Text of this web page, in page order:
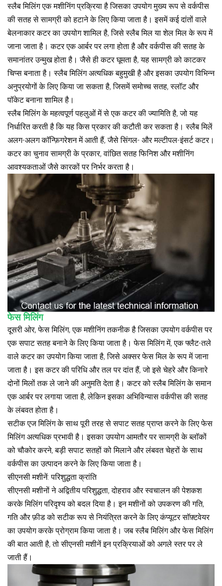
स्लैब मिलिंग एक मशीनिंग प्रक्रिया है जिसका उपयोग मुख्य रूप से वर्कपीस
की सतह से सामग्री को हटाने के लिए किया जाता है। इसमें कई दांतों वाले
बेलनाकार कटर का उपयोग शामिल है, जिसे स्लैब मिल या शेल मिल के रूप में
जाना जाता है। कटर एक आर्बर पर लगा होता है और वर्कपीस की सतह के
समानांतर उन्मुख होता है। जैसे ही कटर घूमता है, यह सामग्री को काटकर
चिप्स बनाता है। स्लैब मिलिंग अत्यधिक बहुमुखी है और इसका उपयोग विभिन्न
अनुप्रयोगों के लिए किया जा सकता है, जिसमें समोच्च सतह, स्लॉट और
पॉकेट बनाना शामिल है।
स्लैब मिलिंग के महत्वपूर्ण पहलुओं में से एक कटर की ज्यामिति है, जो यह
निर्धारित करती है कि यह किस प्रकार की कटौती कर सकता है। स्लैब मिलें
अलग-अलग कॉन्फ़िगरेशन में आती हैं, जैसे सिंगल- और मल्टीपल-इंसर्ट कटर।
कटर का चुनाव सामग्री के प्रकार, वांछित सतह फिनिश और मशीनिंग
आवश्यकताओं जैसे कारकों पर निर्भर करता है।
फेस मिलिंग
दूसरी ओर, फेस मिलिंग, एक मशीनिंग तकनीक है जिसका उपयोग वर्कपीस पर
एक सपाट सतह बनाने के लिए किया जाता है। फेस मिलिंग में, एक फ्लैट-तले
वाले कटर का उपयोग किया जाता है, जिसे अक्सर फेस मिल के रूप में जाना
जाता है। इस कटर की परिधि और तल पर दांत हैं, जो इसे चेहरे और किनारे
दोनों मिलों तक ले जाने की अनुमति देता है। कटर को स्लैब मिलिंग के समान
एक आर्बर पर लगाया जाता है, लेकिन इसका अभिविन्यास वर्कपीस की सतह
के लंबवत होता है।
सटीक एज मिलिंग के साथ पूरी तरह से सपाट सतह प्राप्त करने के लिए फेस
मिलिंग अत्यधिक प्रभावी है। इसका उपयोग आमतौर पर सामग्री के ब्लॉकों
को चौकोर करने, बड़ी सपाट सतहों को मिलाने और लंबवत चेहरों के साथ
वर्कपीस का उत्पादन करने के लिए किया जाता है।
सीएनसी मशीनें: परिशुद्धता क्रांति
सीएनसी मशीनों ने अद्वितीय परिशुद्धता, दोहराव और स्वचालन की पेशकश
करके मिलिंग परिदृश्य को बदल दिया है। इन मशीनों को उपकरण की गति,
गति और फ़ीड को सटीक रूप से नियंत्रित करने के लिए कंप्यूटर सॉफ़्टवेयर
का उपयोग करके प्रोग्राम किया जाता है। जब स्लैब मिलिंग और फेस मिलिंग
की बात आती है, तो सीएनसी मशीनें इन प्रक्रियाओं को अगले स्तर पर ले
जाती हैं।